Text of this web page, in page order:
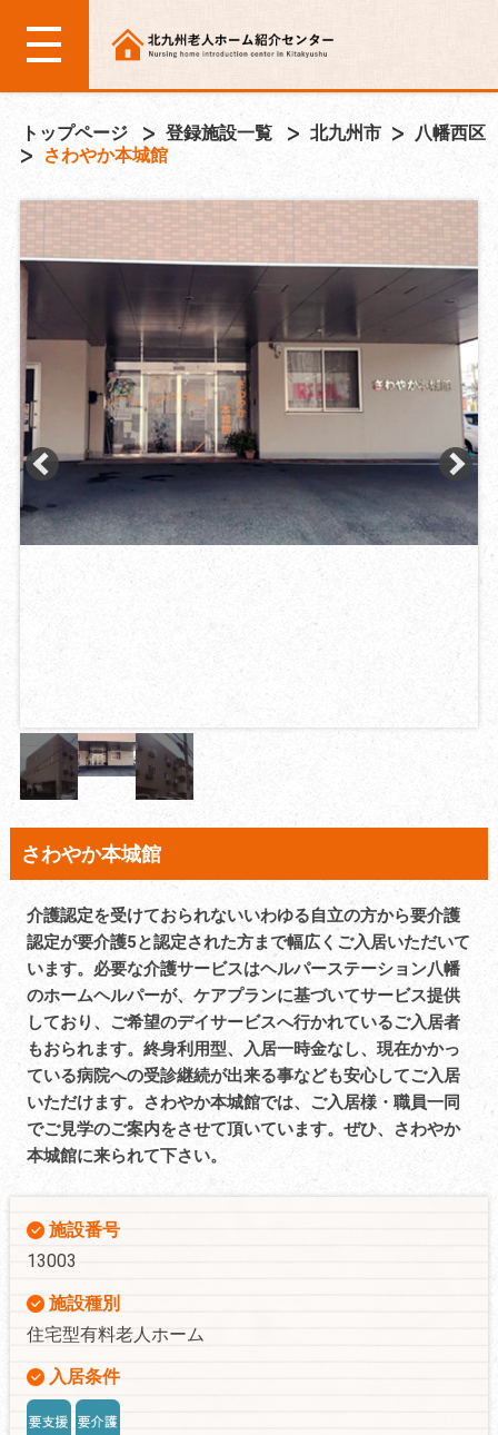
トップページ 登録施設一覧 北九州市
八幡西区
さわやか本城館
さわやか本城館
介護認定を受けておられないいわゆる自立の方から要介護
認定が要介護5と認定された方まで幅広くご入居いただいて
います。必要な介護サービスはヘルパーステーション八幡
のホームヘルパーが、ケアプランに基づいてサービス提供
しており、ご希望のデイサービスへ行かれているご入居者
もおられます。終身利用型、入居一時金なし、現在かかっ
ている病院への受診継続が出来る事なども安心してご入居
いただけます。さわやか本城館では、ご入居様・職員一同
でご見学のご案内をさせて頂いています。ぜひ、さわやか
本城館に来られて下さい。
施設番号
13003
施設種別
住宅型有料老人ホーム
入居条件